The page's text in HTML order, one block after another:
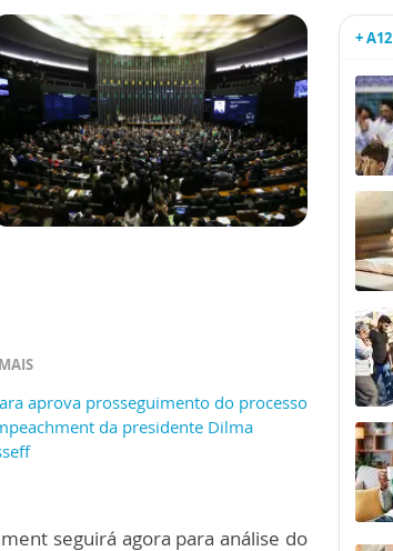
aprova prosseguimento do processo
da presidente Dilma
seguirá agora para análise do
+ A12